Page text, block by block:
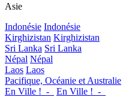
Asie
Indonésie Indonésie
Kirghizistan Kirghizistan
Sri Lanka Sri Lanka
Népal Népal
Laos Laos
Pacifique, Océanie et Australie
En Ville !_-_
En Ville !_-_